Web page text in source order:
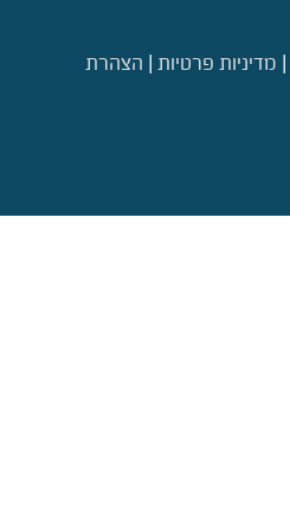
| מדיניות פרטיות | הצהרת